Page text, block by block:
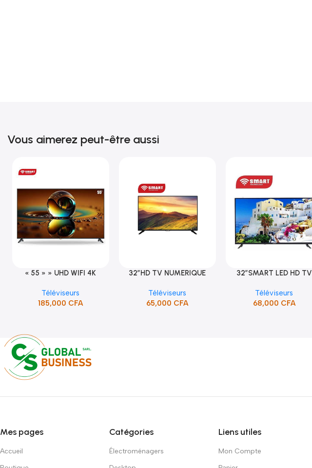
Vous aimerez peut-être aussi
Ajouter Au Panier
« 55 » » UHD WIFI 4K
Téléviseurs
185,000 CFA
Ajouter Au Panier
32″HD TV NUMERIQUE
BORDURE/SUPPORT(STT-
5132A)
Téléviseurs
65,000 CFA
Ajouter Au Panier
32″SMART LED HD TV
5132SA)
Téléviseurs
68,000 CFA
Mes pages
Accueil
Catégories
Électroménagers
Liens utiles
Mon Compte